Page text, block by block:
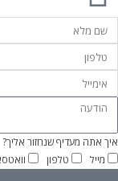
איך אתה מעדיף שנחזור אליך?
מייל
טלפון